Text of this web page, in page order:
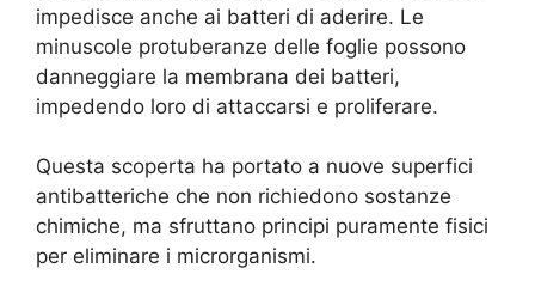
impedisce anche ai batteri di aderire. Le
minuscole protuberanze delle foglie possono
danneggiare la membrana dei batteri,
impedendo loro di attaccarsi e proliferare.
Questa scoperta ha portato a nuove superfici
antibatteriche che non richiedono sostanze
chimiche, ma sfruttano principi puramente fisici
per eliminare i microrganismi.